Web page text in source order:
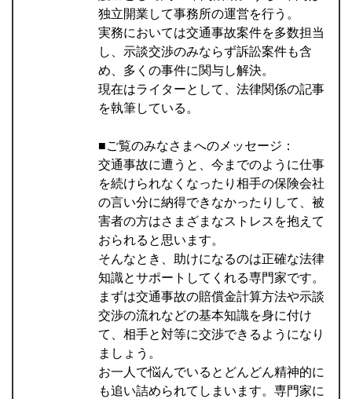
独立開業して事務所の運営を行う。
実務においては交通事故案件を多数担当
し、示談交渉のみならず訴訟案件も含
め、多くの事件に関与し解決。
現在はライターとして、法律関係の記事
を執筆している。
■ご覧のみなさまへのメッセージ：
交通事故に遭うと、今までのように仕事
を続けられなくなったり相手の保険会社
の言い分に納得できなかったりして、被
害者の方はさまざまなストレスを抱えて
おられると思います。
そんなとき、助けになるのは正確な法律
知識とサポートしてくれる専門家です。
まずは交通事故の賠償金計算方法や示談
交渉の流れなどの基本知識を身に付け
て、相手と対等に交渉できるようになり
ましょう。
お一人で悩んでいるとどんどん精神的に
も追い詰められてしまいます。専門家に